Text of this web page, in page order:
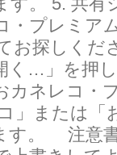
・プレミア
お探しくだ
く…」を押
カネレコ・
」または「
す。 注意